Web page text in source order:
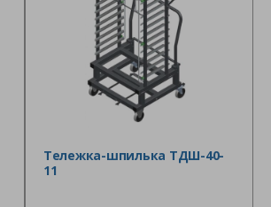
Тележка-шпилька ТДШ-40-
11